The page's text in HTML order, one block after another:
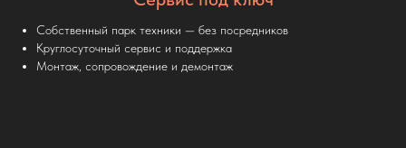
Собственный парк техники — без посредников
Круглосуточный сервис и поддержка
Монтаж, сопровождение и демонтаж